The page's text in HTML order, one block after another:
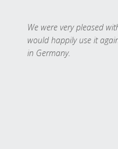
We were very pleased
would happily use it
in Germany.